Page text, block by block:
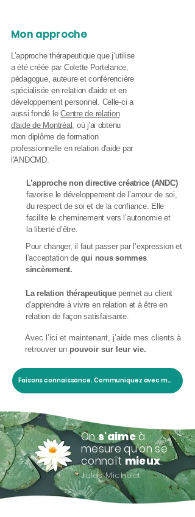
Mon approche
L’approche thérapeutique que j’utilise
a été créée par Colette Portelance,
pédagogue, auteure et conférencière
spécialisée en relation d'aide et en
développement personnel. Celle-ci a
aussi fondé leCentre de relation
d'aide de Montréal, où j'ai obtenu
mon diplôme de formation
professionnelle en relation d'aide par
l'ANDCMD.
L’approche non directive créatrice (ANDC)
favorise le développement de l’amour de soi,
du respect de soi et de la confiance. Elle
facilite le cheminement vers l’autonomie et
la liberté d’être.
Pour changer, il faut passer par l’expression et
l’acceptation de qui nous sommes
sincèrement.
La relation thérapeutique permet au client
d’apprendre à vivre en relation et à être en
relation de façon satisfaisante.
Avec l’ici et maintenant, j’aide mes clients à
retrouver un pouvoir sur leur vie.
Faisons connaissance. Communiquez avec moi ici.
On s'aimeà
mesure qu'on se
connaît mieux.
Jules Michelet